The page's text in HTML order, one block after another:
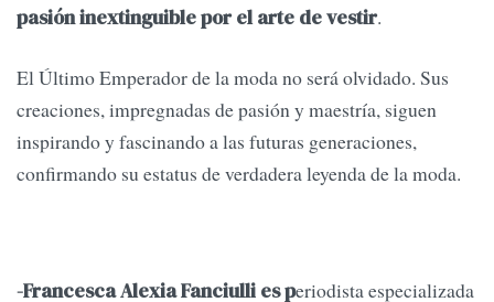
pasión inextinguible por el arte de vestir.
El Último Emperador de la moda no será olvidado. Sus
creaciones, impregnadas de pasión y maestría, siguen
inspirando y fascinando a las futuras generaciones,
confirmando su estatus de verdadera leyenda de la moda.
-Francesca Alexia Fanciulli es periodista especializada